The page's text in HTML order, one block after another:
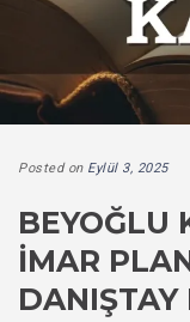
Posted on Eylül 3, 2025
BEYOĞLU
İMAR
DANIŞTAY